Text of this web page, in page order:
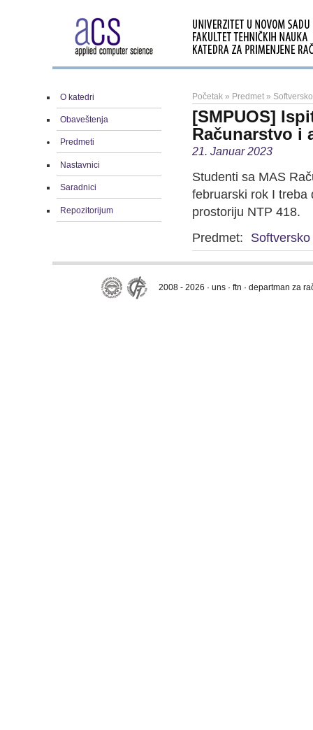
O katedri
Obaveštenja
Predmeti
Nastavnici
Saradnici
Repozitorijum
Početak » Predmet »
[SMPUOS]
Računarstvo i
21. Januar 2023
Studenti sa MAS
februarski rok I treba
prostoriju NTP 418.
Predmet:
2008 - 2026 · uns · ftn · departman za